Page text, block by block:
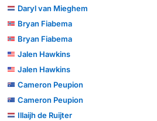
Daryl van Mieghem
Bryan Fiabema
Bryan Fiabema
Jalen Hawkins
Jalen Hawkins
Cameron Peupion
Cameron Peupion
Illaijh de Ruijter